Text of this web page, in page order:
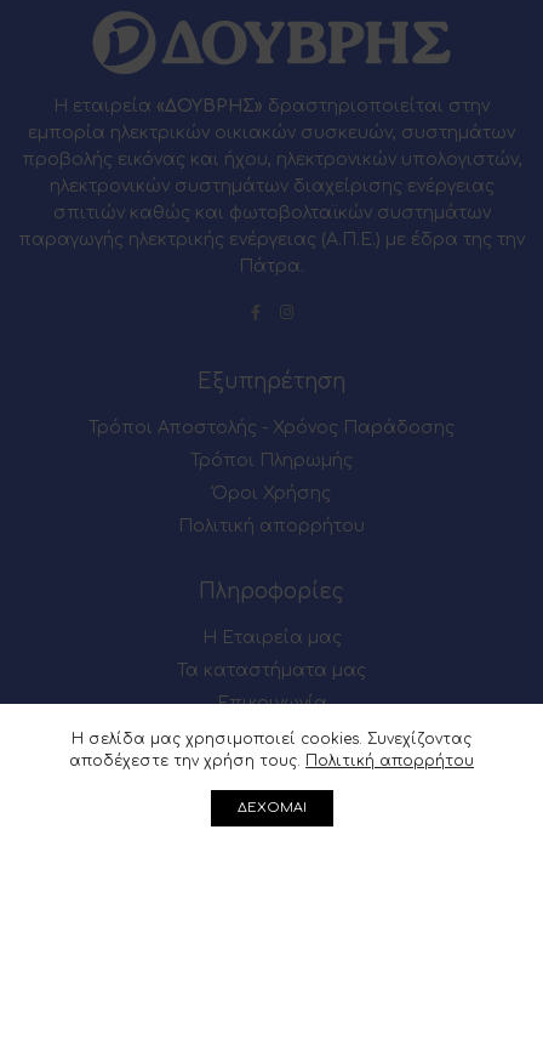
Η εταιρεία «ΔΟΥΒΡΗΣ» δραστηριοποιείται στην
εμπορία ηλεκτρικών οικιακών συσκευών, συστημάτων
προβολής εικόνας και ήχου, ηλεκτρονικών υπολογιστών,
ηλεκτρονικών συστημάτων διαχείρισης ενέργειας
σπιτιών καθώς και φωτοβολταϊκών συστημάτων
παραγωγής ηλεκτρικής ενέργειας (Α.Π.Ε.) με έδρα της την
Πάτρα.
Εξυπηρέτηση
Τρόποι Αποστολής - Χρόνος Παράδοσης
Τρόποι Πληρωμής
Όροι Χρήσης
Πολιτική απορρήτου
Πληροφορίες
Η Εταιρεία μας
Τα καταστήματα μας
Επικοινωνία
Πως θα μας βρείτε
Μαιζώνος 54-56, Πάτρα
Η σελίδα μας χρησιμοποιεί cookies. Συνεχίζοντας
αποδέχεστε την χρήση τους. Πολιτική απορρήτου
ΔΕΧΟΜΑΙ